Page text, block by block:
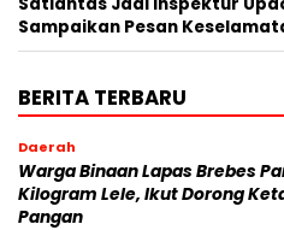
Sampaikan Pesan
BERITA TERBARU
Daerah
Warga Binaan Lapas Brebes
Kilogram Lele, Ikut Dorong
Pangan